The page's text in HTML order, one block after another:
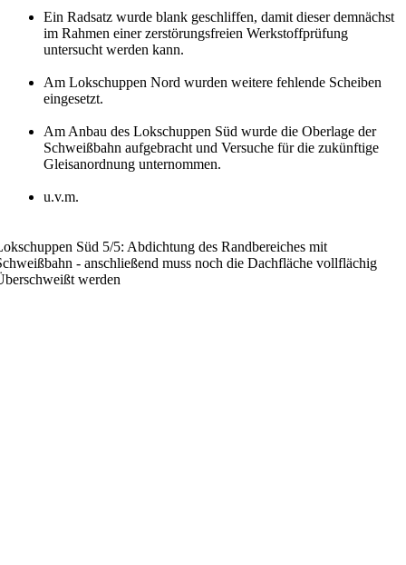
Ein Radsatz wurde blank geschliffen, damit dieser demnächst
im Rahmen einer zerstörungsfreien Werkstoffprüfung
untersucht werden kann.
Am Lokschuppen Nord wurden weitere fehlende Scheiben
eingesetzt.
Am Anbau des Lokschuppen Süd wurde die Oberlage der
Schweißbahn aufgebracht und Versuche für die zukünftige
Gleisanordnung unternommen.
u.v.m.
Süd 5/5: Abdichtung des Randbereiches mit
- anschließend muss noch die Dachfläche vollflächig
werden